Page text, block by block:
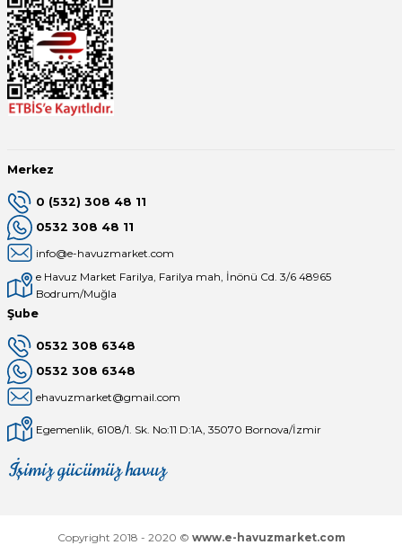
Merkez
0 (532) 308 48 11
0532 308 48 11
info@e-havuzmarket.com
e Havuz Market Farilya, Farilya mah, İnönü Cd. 3/6 48965
Bodrum/Muğla
Şube
0532 308 6348
0532 308 6348
ehavuzmarket@gmail.com
Egemenlik, 6108/1. Sk. No:11 D:1A, 35070 Bornova/İzmir
İşimiz gücümüz havuz
Mağaza
Depomuz
Copyright 2018 - 2020 © www.e-havuzmarket.com